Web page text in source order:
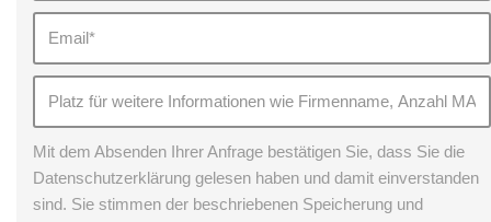
Mit dem Absenden Ihrer Anfrage bestätigen Sie, dass Sie die
Datenschutzerklärung gelesen haben und damit einverstanden
sind. Sie stimmen der beschriebenen Speicherung und